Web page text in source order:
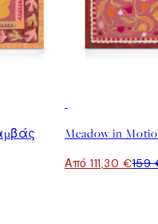
Meadow in
Από 111,30 €159